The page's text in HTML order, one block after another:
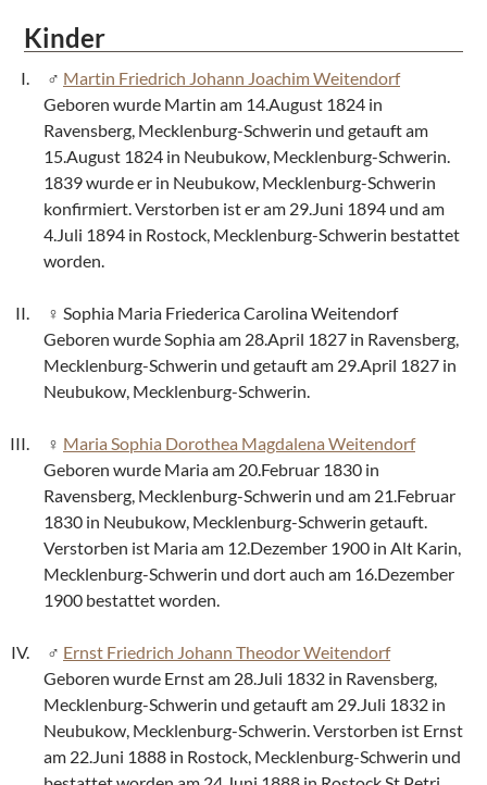
Kinder
Martin Friedrich Johann Joachim Weitendorf
Geboren wurde Martin am 14.August 1824 in
Ravensberg, Mecklenburg-Schwerin und getauft am
15.August 1824 in Neubukow, Mecklenburg-Schwerin.
1839 wurde er in Neubukow, Mecklenburg-Schwerin
konfirmiert. Verstorben ist er am 29.Juni 1894 und am
4.Juli 1894 in Rostock, Mecklenburg-Schwerin bestattet
worden.
Sophia Maria Friederica Carolina Weitendorf
Geboren wurde Sophia am 28.April 1827 in Ravensberg,
Mecklenburg-Schwerin und getauft am 29.April 1827 in
Neubukow, Mecklenburg-Schwerin.
Maria Sophia Dorothea Magdalena Weitendorf
Geboren wurde Maria am 20.Februar 1830 in
Ravensberg, Mecklenburg-Schwerin und am 21.Februar
1830 in Neubukow, Mecklenburg-Schwerin getauft.
Verstorben ist Maria am 12.Dezember 1900 in Alt Karin,
Mecklenburg-Schwerin und dort auch am 16.Dezember
1900 bestattet worden.
Ernst Friedrich Johann Theodor Weitendorf
Geboren wurde Ernst am 28.Juli 1832 in Ravensberg,
Mecklenburg-Schwerin und getauft am 29.Juli 1832 in
Neubukow, Mecklenburg-Schwerin. Verstorben ist Ernst
am 22.Juni 1888 in Rostock, Mecklenburg-Schwerin und